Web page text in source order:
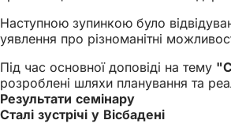
Наступною зупинкою було
уявлення про різноманітні
Під час основної доповіді на тему
розроблені шляхи планування та
Результати семінару
Сталі зустрічі у Вісбадені